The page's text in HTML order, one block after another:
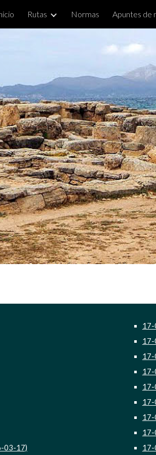
to main content
Rutas Normas Apuntes de
Real por
03-17)
17-
17-
17-
17-
17-
17-
17-
17-
17-